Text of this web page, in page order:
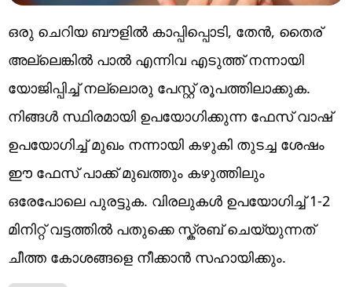
ഒരു ചെറിയ ബൗളിൽ കാപ്പിപ്പൊടി, തേൻ, തൈര്
അല്ലെങ്കിൽ പാൽ എന്നിവ എടുത്ത് നന്നായി
യോജിപ്പിച്ച് നല്ലൊരു പേസ്റ്റ് രൂപത്തിലാക്കുക.
നിങ്ങൾ സ്ഥിരമായി ഉപയോ​ഗിക്കുന്ന ഫേസ് വാഷ്
ഉപയോഗിച്ച് മുഖം നന്നായി കഴുകി തുടച്ച ശേഷം
ഈ ഫേസ് പാക്ക് മുഖത്തും കഴുത്തിലും
ഒരേപോലെ പുരട്ടുക. വിരലുകൾ ഉപയോഗിച്ച് 1-2
മിനിറ്റ് വട്ടത്തിൽ പതുക്കെ സ്ക്രബ് ചെയ്യുന്നത്
ചീത്ത കോശങ്ങളെ നീക്കാൻ സഹായിക്കും.